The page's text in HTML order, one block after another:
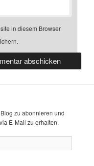
in diesem Browser
zu abonnieren und
E-Mail zu erhalten.